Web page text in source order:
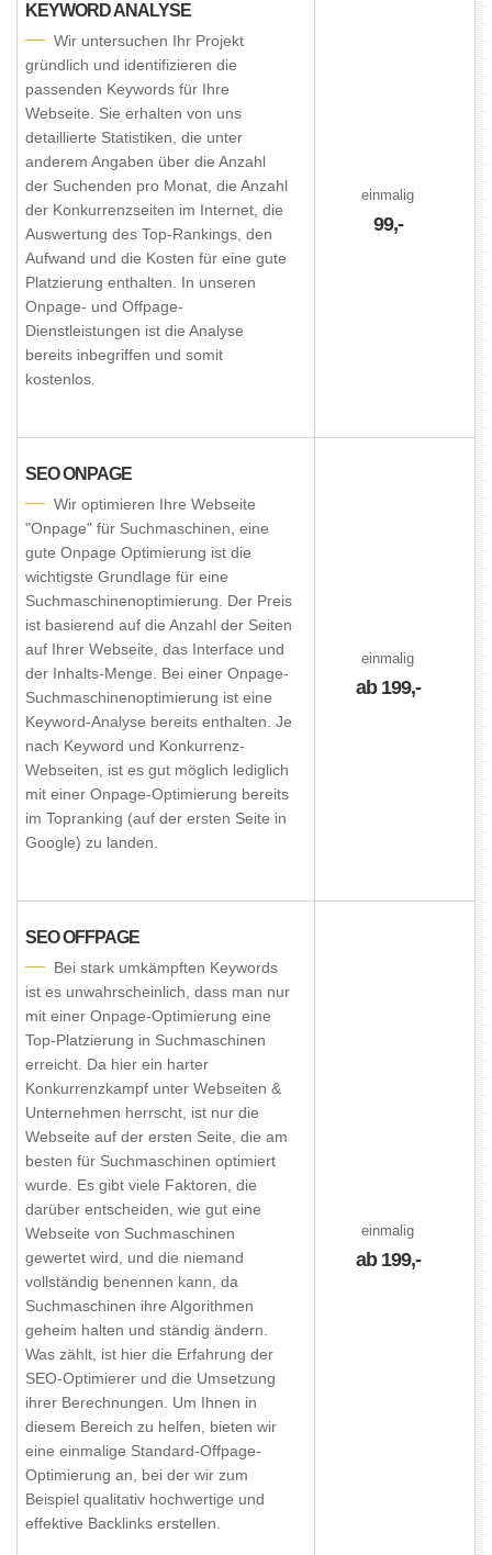
KEYWORD ANALYSE
Wir untersuchen Ihr Projekt
gründlich und identifizieren die
passenden Keywords für Ihre
Webseite. Sie erhalten von uns
detaillierte Statistiken, die unter
anderem Angaben über die Anzahl
der Suchenden pro Monat, die Anzahl
der Konkurrenzseiten im Internet, die
Auswertung des Top-Rankings, den
Aufwand und die Kosten für eine gute
Platzierung enthalten. In unseren
Onpage- und Offpage-
Dienstleistungen ist die Analyse
bereits inbegriffen und somit
kostenlos.
einmalig
99,-
SEO ONPAGE
Wir optimieren Ihre Webseite
"Onpage" für Suchmaschinen, eine
gute Onpage Optimierung ist die
wichtigste Grundlage für eine
Suchmaschinenoptimierung. Der Preis
ist basierend auf die Anzahl der Seiten
auf Ihrer Webseite, das Interface und
der Inhalts-Menge. Bei einer Onpage-
Suchmaschinenoptimierung ist eine
Keyword-Analyse bereits enthalten. Je
nach Keyword und Konkurrenz-
Webseiten, ist es gut möglich lediglich
mit einer Onpage-Optimierung bereits
im Topranking (auf der ersten Seite in
Google) zu landen.
einmalig
ab 199,-
SEO OFFPAGE
Bei stark umkämpften Keywords
ist es unwahrscheinlich, dass man nur
mit einer Onpage-Optimierung eine
Top-Platzierung in Suchmaschinen
erreicht. Da hier ein harter
Konkurrenzkampf unter Webseiten &
Unternehmen herrscht, ist nur die
Webseite auf der ersten Seite, die am
besten für Suchmaschinen optimiert
wurde. Es gibt viele Faktoren, die
darüber entscheiden, wie gut eine
Webseite von Suchmaschinen
gewertet wird, und die niemand
vollständig benennen kann, da
Suchmaschinen ihre Algorithmen
geheim halten und ständig ändern.
Was zählt, ist hier die Erfahrung der
SEO-Optimierer und die Umsetzung
ihrer Berechnungen. Um Ihnen in
diesem Bereich zu helfen, bieten wir
eine einmalige Standard-Offpage-
Optimierung an, bei der wir zum
Beispiel qualitativ hochwertige und
effektive Backlinks erstellen.
einmalig
ab 199,-